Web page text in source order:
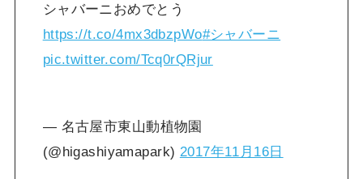
シャバーニおめでとう
https://t.co/4mx3dbzpWo#シャバーニ
pic.twitter.com/Tcq0rQRjur
— 名古屋市東山動植物園
(@higashiyamapark) 2017年11月16日